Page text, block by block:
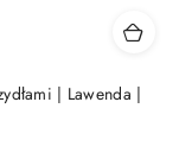
| Lawenda |